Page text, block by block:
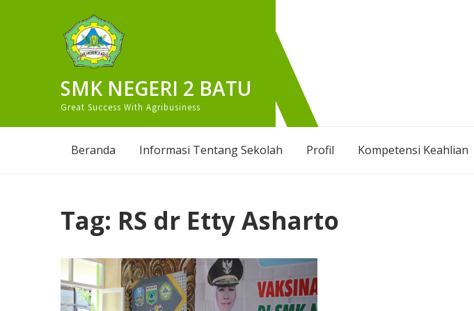
SMK NEGERI 2 BATU
Great Success With Agribusiness
Beranda Informasi Tentang Sekolah Profil Kompetensi Keahlian
Tag: RS dr Etty Asharto